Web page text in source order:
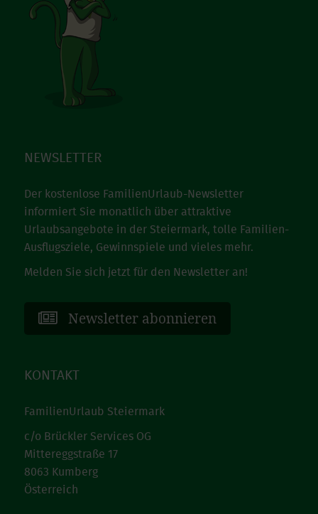
NEWSLETTER
Der kostenlose FamilienUrlaub-Newsletter
informiert Sie monatlich über attraktive
Urlaubsangebote in der Steiermark, tolle Familien-
Ausflugsziele, Gewinnspiele und vieles mehr.
Melden Sie sich jetzt für den Newsletter an!
Newsletter abonnieren
KONTAKT
FamilienUrlaub Steiermark
c/o Brückler Services OG
Mittereggstraße 17
8063 Kumberg
Österreich